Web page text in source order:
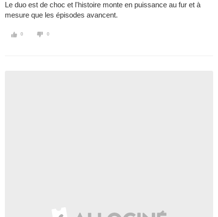
Le duo est de choc et l'histoire monte en puissance au fur et à
mesure que les épisodes avancent.
0 0